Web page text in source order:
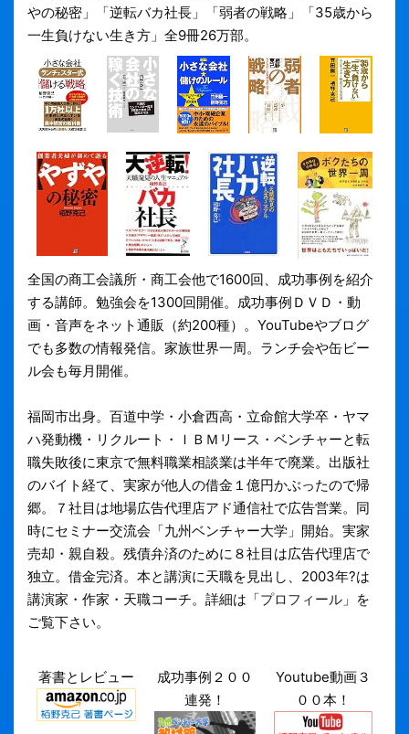
やの秘密」「逆転バカ社長」「弱者の戦略」「35歳から
一生負けない生き方」全9冊26万部。
全国の商工会議所・商工会他で1600回、成功事例を紹介
する講師。勉強会を1300回開催。成功事例ＤＶＤ・動
画・音声をネット通販（約200種）。YouTubeやブログ
でも多数の情報発信。家族世界一周。ランチ会や缶ビー
ル会も毎月開催。
福岡市出身。百道中学・小倉西高・立命館大学卒・ヤマ
ハ発動機・リクルート・ＩＢＭリース・ベンチャーと転
職失敗後に東京で無料職業相談業は半年で廃業。出版社
のバイト経て、実家が他人の借金１億円かぶったので帰
郷。７社目は地場広告代理店アド通信社で広告営業。同
時にセミナー交流会「九州ベンチャー大学」開始。実家
売却・親自殺。残債弁済のために８社目は広告代理店で
独立。借金完済。本と講演に天職を見出し、2003年?は
講演家・作家・天職コーチ。詳細は「プロフィール 」を
ご覧下さい。
著書とレビュー
成功事例２００
連発！
Youtube動画３
００本！